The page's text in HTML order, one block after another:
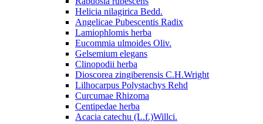
Helicia nilagirica Bedd.
Angelicae Pubescentis Radix
Lamiophlomis herba
Eucommia ulmoides Oliv.
Gelsemium elegans
Clinopodii herba
Dioscorea zingiberensis C.H.Wright
Lilhocarpus Polystachys Rehd
Curcumae Rhizoma
Centipedae herba
Acacia catechu (L.f.)Willci.